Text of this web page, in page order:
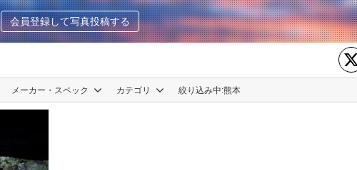
会員登録して写真投稿する
メーカー・スペック カテゴリ 絞り込み中:熊本